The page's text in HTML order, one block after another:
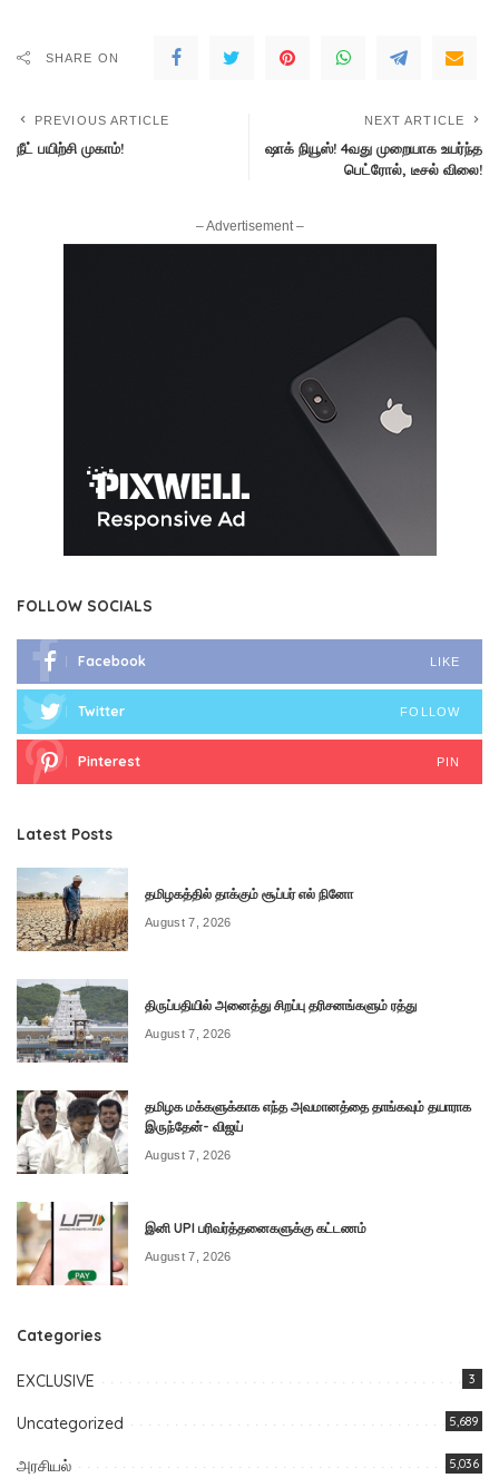
SHARE ON
PREVIOUS ARTICLE
நீட் பயிற்சி முகாம்!
NEXT ARTICLE
ஷாக் நியூஸ்! 4வது முறையாக உயர்ந்த
பெட்ரோல், டீசல் விலை!
– Advertisement –
FOLLOW SOCIALS
Facebook LIKE
Twitter FOLLOW
Pinterest PIN
Latest Posts
தமிழகத்தில் தாக்கும் சூப்பர் எல் நினோ
August 7, 2026
திருப்பதியில் அனைத்து சிறப்பு தரிசனங்களும் ரத்து
August 7, 2026
தமிழக மக்களுக்காக எந்த அவமானத்தை தாங்கவும் தயாராக
இருந்தேன்- விஜய்
August 7, 2026
இனி UPI பரிவர்த்தனைகளுக்கு கட்டணம்
August 7, 2026
Categories
EXCLUSIVE 3
Uncategorized 5,689
அரசியல் 5,036